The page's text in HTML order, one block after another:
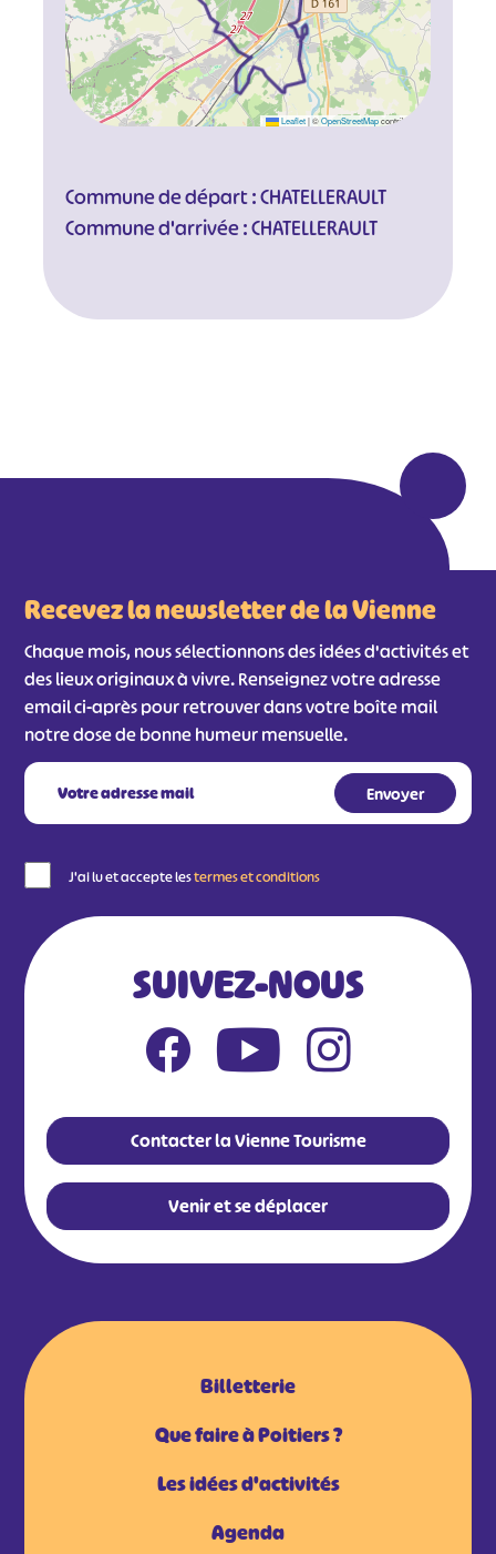
Leaflet |©OpenStreetMapcontributors
Commune de départ : CHATELLERAULT
Commune d'arrivée : CHATELLERAULT
Recevez la newsletter de la Vienne
Chaque mois, nous sélectionnons des idées d'activités et
des lieux originaux à vivre. Renseignez votre adresse
email ci-après pour retrouver dans votre boîte mail
notre dose de bonne humeur mensuelle.
J'ai lu et accepte lestermes et conditions
SUIVEZ-NOUS
Contacter la Vienne Tourisme
Venir et se déplacer
Billetterie
Que faire à Poitiers ?
Les idées d'activités
Agenda
#